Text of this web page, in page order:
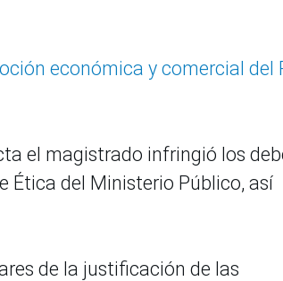
económica y comercial del
el magistrado infringió los
Ética del Ministerio Público, así
de la justificación de las